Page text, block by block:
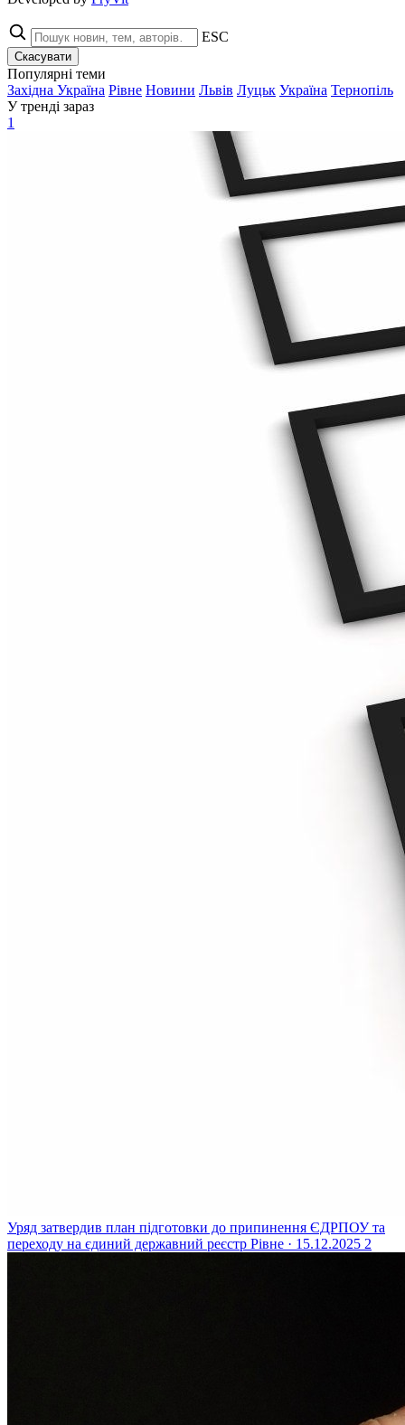
ESC
Скасувати
Популярні теми
Західна Україна Рівне Новини Львів Луцьк Україна Тернопіль
У тренді зараз
1
Уряд затвердив план підготовки до припинення ЄДРПОУ та
переходу на єдиний державний реєстр Рівне · 15.12.2025 2